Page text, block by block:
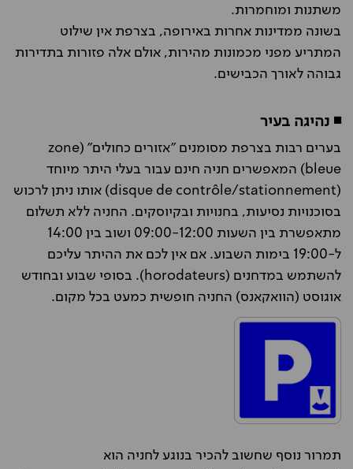
משתנות ומוחמרות.
בשונה ממדינות אחרות באירופה, בצרפת אין שילוט
המתריע מפני מכמונות מהירות, אולם אלה פזורות בתדירות
גבוהה לאורך הכבישים.
◾ נהיגה בעיר
בערים רבות בצרפת מסומנים "אזורים כחולים" (zone
bleue) המאפשרים חניה חינם עבור בעלי היתר מיוחד
(disque de contrôle/stationnement) אותו ניתן לרכוש
בסוכנויות נסיעות, בחנויות ובקיוסקים. החניה ללא תשלום
מתאפשרת בין השעות 09:00-12:00 ושוב בין 14:00
ל-19:00 בימות השבוע. אם אין לכם את ההיתר עליכם
להשתמש במדחנים (horodateurs). בסופי שבוע ובחודש
אוגוסט (הוואקאנס) החניה חופשית כמעט בכל מקום.
תמרור נוסף שחשוב להכיר בנוגע לחניה הוא